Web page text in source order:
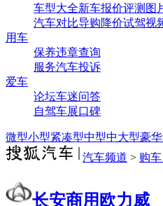
车型大全新车报价评测 图
汽车对比导购降价试驾视
用车
保养违章查询
服务汽车投诉
爱车
论坛车迷问答
自驾车展口碑
微型小型紧凑型中型中大型豪华
汽车频道 > 购
长安商用欧力威